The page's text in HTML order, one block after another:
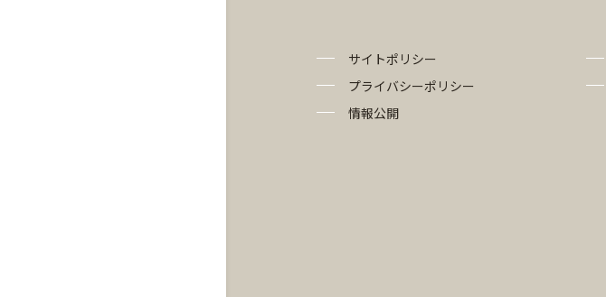
サイトポリシー
プライバシーポリシー
情報公開